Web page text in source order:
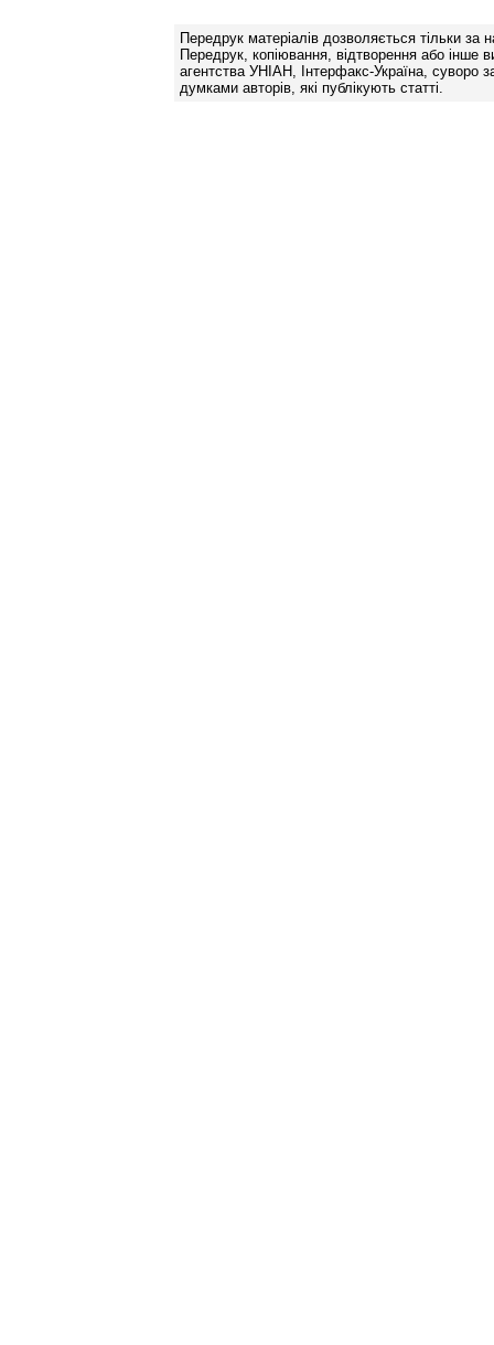
Передрук матеріалів дозволяється тільки за
Передрук, копіювання, відтворення або інше
агентства УНІАН, Інтерфакс-Україна, суворо
думками авторів, які публікують статті.